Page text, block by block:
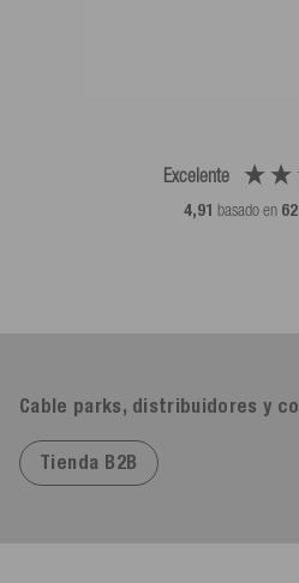
Excelente
4,91 basado en
Cable parks, distribuidores y
Tienda B2B